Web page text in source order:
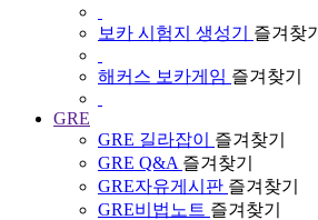
보카 시험지 생성기 즐겨찾기
해커스 보카게임 즐겨찾기
GRE
GRE 길라잡이
즐겨찾기
GRE Q&A 즐겨찾기
GRE자유게시판 즐겨찾기
GRE비법노트 즐겨찾기